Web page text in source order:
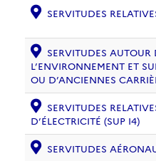
SERVITUDES
SERVITUDES AUTOUR
L’ENVIRONNEMENT ET
OU D’ANCIENNES
SERVITUDES
D’ÉLECTRICITÉ (SUP I4)
SERVITUDES